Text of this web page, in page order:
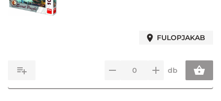
FULOPJAKAB
db